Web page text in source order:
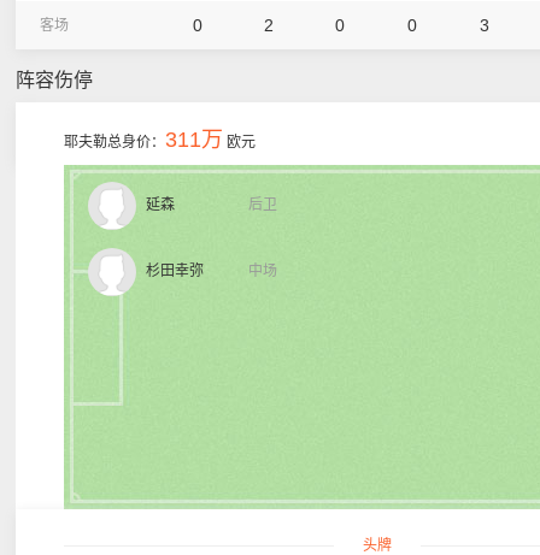
客场 0 2 0 0 3
阵容伤停
耶夫勒总身价： 311万 欧元
后卫
延森
中场
杉田幸弥
头牌